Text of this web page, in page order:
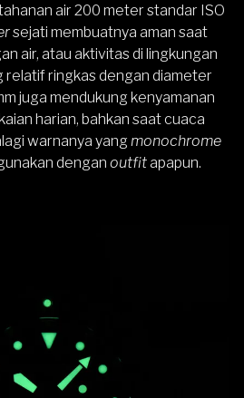
air 200 meter standar ISO
sejati membuatnya aman saat
air, atau aktivitas di lingkungan
relatif ringkas dengan diameter
juga mendukung kenyamanan
harian, bahkan saat cuaca
warnanya yang monochrome
dengan outfitapapun.